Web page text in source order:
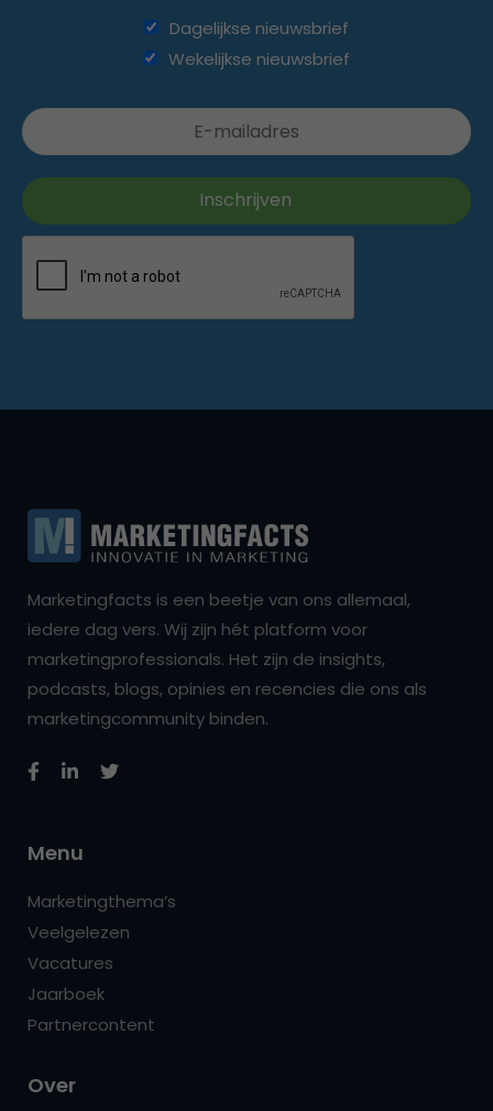
Dagelijkse nieuwsbrief
Wekelijkse nieuwsbrief
Marketingfacts is een beetje van ons allemaal,
iedere dag vers. Wij zijn hét platform voor
marketingprofessionals. Het zijn de insights,
podcasts, blogs, opinies en recencies die ons als
marketingcommunity binden.
Menu
Marketingthema’s
Veelgelezen
Vacatures
Jaarboek
Partnercontent
Over